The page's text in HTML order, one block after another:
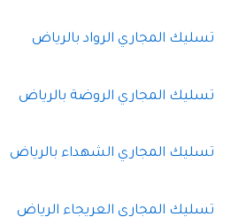
تسليك المجاري الرواد بالرياض
تسليك المجاري الروضة بالرياض
تسليك المجاري الشهداء بالرياض
تسليك المجاري العريجاء الرياض